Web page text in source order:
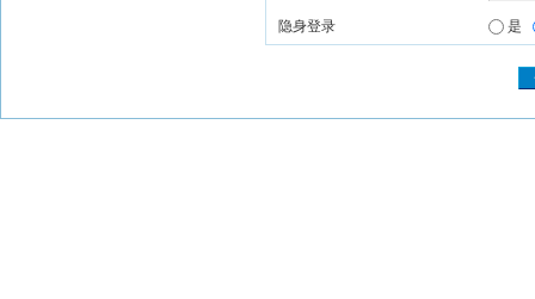
隐身登录 是